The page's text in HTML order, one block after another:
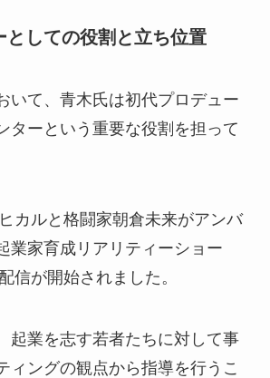
としての役割と立ち位置
いて、青木氏は初代プロデュー
ターという重要な役割を担って
カルと格闘家朝倉未来がアンバ
業家育成リアリティーショー
信が開始されました。
起業を志す若者たちに対して事
ィングの観点から指導を行うこ